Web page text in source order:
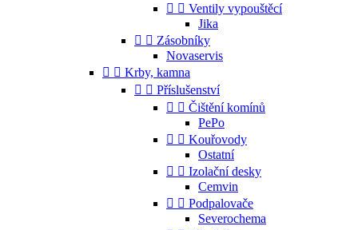
  Ventily vypouštěcí
Jika
  Zásobníky
Novaservis
  Krby, kamna
  Příslušenství
  Čištění komínů
PePo
  Kouřovody
Ostatní
  Izolační desky
Cemvin
  Podpalovače
Severochema